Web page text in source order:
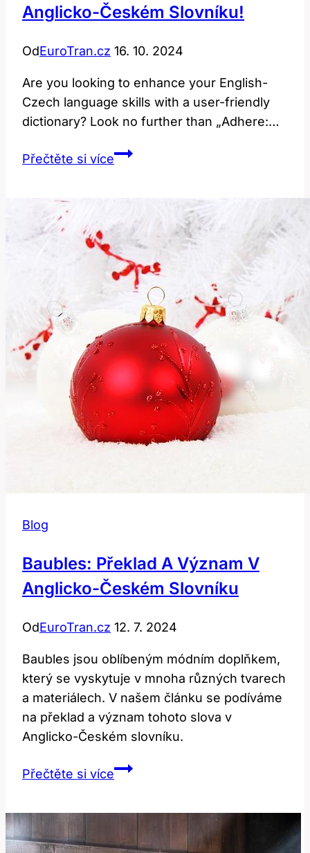
Anglicko-Českém Slovníku!
OdEuroTran.cz 16. 10. 2024
Are you looking to enhance your English-
Czech language skills with a user-friendly
dictionary? Look no further than „Adhere:…
Přečtěte si víceAdhere:
anglicko-
českém
slovníku!
Blog
Baubles: Překlad A Význam V
Anglicko-Českém Slovníku
OdEuroTran.cz 12. 7. 2024
Baubles jsou oblíbeným módním doplňkem,
který se vyskytuje v mnoha různých tvarech
a materiálech. V našem článku se podíváme
na překlad a význam tohoto slova v
Anglicko-Českém slovníku.
Přečtěte si víceBaubles:
v